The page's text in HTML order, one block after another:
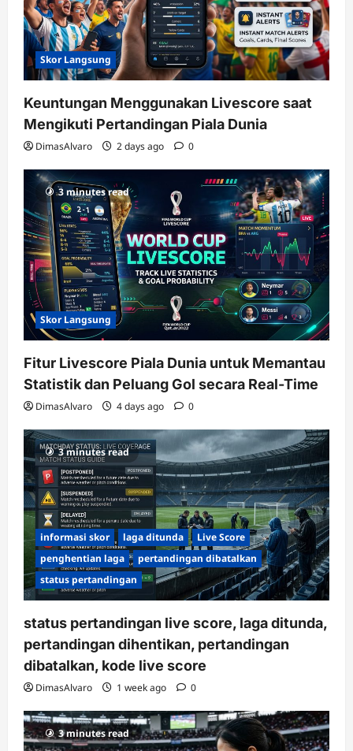
Skor Langsung
Keuntungan Menggunakan Livescore saat
Mengikuti Pertandingan Piala Dunia
DimasAlvaro 2 days ago 0
3 minutes read
Skor Langsung
Fitur Livescore Piala Dunia untuk Memantau
Statistik dan Peluang Gol secara Real-Time
DimasAlvaro 4 days ago 0
3 minutes read
informasi skor laga ditunda
Live Score
penghentian laga
pertandingan dibatalkan
status pertandingan
status pertandingan live score, laga ditunda,
pertandingan dihentikan, pertandingan
dibatalkan, kode live score
DimasAlvaro 1 week ago 0
3 minutes read